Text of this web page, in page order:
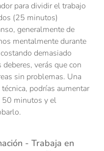
para dividir el trabajo
(25 minutos)
generalmente de
mentalmente durante
demasiado
verás que con
sin problemas. Una
podrías aumentar
50 minutos y el